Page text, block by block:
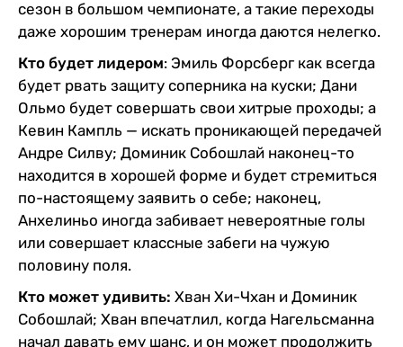
сезон в большом чемпионате, а такие переходы
даже хорошим тренерам иногда даются нелегко.
Кто будет лидером: Эмиль Форсберг как всегда
будет рвать защиту соперника на куски; Дани
Ольмо будет совершать свои хитрые проходы; а
Кевин Кампль — искать проникающей передачей
Андре Силву; Доминик Собошлай наконец-то
находится в хорошей форме и будет стремиться
по-настоящему заявить о себе; наконец,
Анхелиньо иногда забивает невероятные голы
или совершает классные забеги на чужую
половину поля.
Кто может удивить: Хван Хи-Чхан и Доминик
Собошлай; Хван впечатлил, когда Нагельсманна
начал давать ему шанс, и он может продолжить